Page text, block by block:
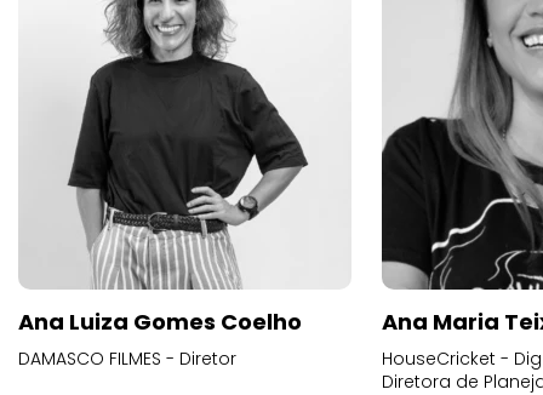
Ana Luiza Gomes Coelho
DAMASCO FILMES - Diretor
Ana Maria
HouseCricket -
Diretora de